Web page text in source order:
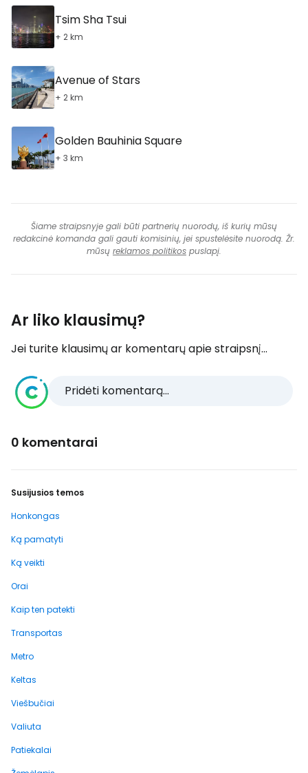
Tsim Sha Tsui
+ 2 km
Avenue of Stars
+ 2 km
Golden Bauhinia Square
+ 3 km
Šiame straipsnyje gali būti partnerių nuorodų, iš kurių mūsų
redakcinė komanda gali gauti komisinių, jei spustelėsite nuorodą. Žr.
mūsų reklamos politikos puslapį.
Ar liko klausimų?
Jei turite klausimų ar komentarų apie straipsnį...
Pridėti komentarą...
0 komentarai
Susijusios temos
Honkongas
Ką pamatyti
Ką veikti
Orai
Kaip ten patekti
Transportas
Metro
Keltas
Viešbučiai
Valiuta
Patiekalai